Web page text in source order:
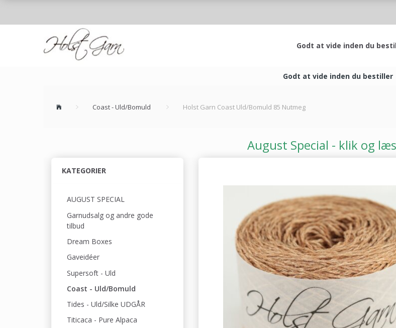
Godt at vide inden du
Godt at vide inden du bestiller
Coast - Uld/Bomuld Holst Garn Coast Uld/Bomuld 85 Nutmeg
August Special - klik og
KATEGORIER
AUGUST SPECIAL
Garnudsalg og andre gode
tilbud
Dream Boxes
Gaveidéer
Supersoft - Uld
Coast - Uld/Bomuld
Tides - Uld/Silke UDGÅR
Titicaca - Pure Alpaca